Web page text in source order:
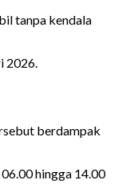
tanpa kendala
2026.
berdampak
hingga 14.00